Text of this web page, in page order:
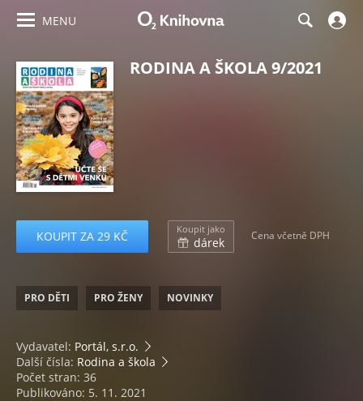
MENU
RODINA A ŠKOLA 9/2021
KOUPIT ZA 29 KČ Koupit jako
dárek Cena včetně DPH
PRO DĚTI PRO ŽENY NOVINKY
Vydavatel: Portál, s.r.o.
Další čísla: Rodina a škola
Počet stran: 36
Publikováno: 5. 11. 2021